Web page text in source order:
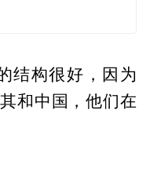
结构很好，因为
和中国，他们在